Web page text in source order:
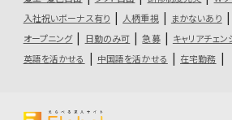
入社祝いボーナス有り
人柄重視 まかないあり
オープニング
日勤のみ可 急募 キャリアチェン
英語を活かせる
中国語を活かせる 在宅勤務